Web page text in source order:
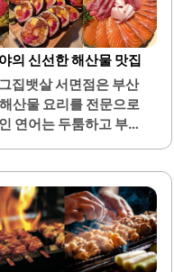
선한 재료로 만든 다양
식을 맛볼 수 있는 기
식된 귀여운 얼음 모양
자카야의 특성상, 음료
에 적합한 환경을 조성
이트나 친구들과의 모
속에서..
의 신선한 해산물 맛집
집뱃살 서면점은 부산
산물 요리를 전문으로
연어는 두툼하고 부드
름철에는 제철 식재료
절마다 새로운 맛을 경
은 별미로 손꼽히며,
인테리어는 깔끔하고
되어 있어 모임이나 데